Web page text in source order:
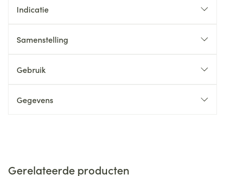
Indicatie
Samenstelling
Gebruik
Gegevens
Gerelateerde producten